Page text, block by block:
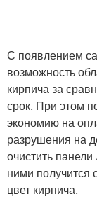
С появлением
возможность
кирпича за
срок. При этом
экономию на
разрушения на
очистить
ними получится
цвет кирпича.